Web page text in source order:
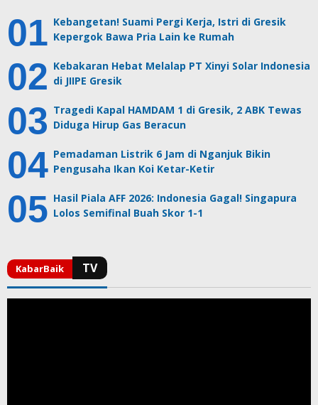
Kebangetan! Suami Pergi Kerja, Istri di Gresik
Kepergok Bawa Pria Lain ke Rumah
Kebakaran Hebat Melalap PT Xinyi Solar Indonesia
di JIIPE Gresik
Tragedi Kapal HAMDAM 1 di Gresik, 2 ABK Tewas
Diduga Hirup Gas Beracun
Pemadaman Listrik 6 Jam di Nganjuk Bikin
Pengusaha Ikan Koi Ketar-Ketir
Hasil Piala AFF 2026: Indonesia Gagal! Singapura
Lolos Semifinal Buah Skor 1-1